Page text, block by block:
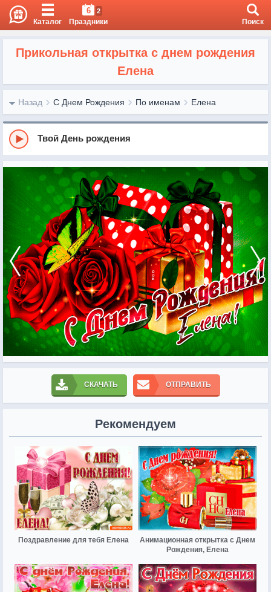
Каталог
6 2
Праздники Поиск
Прикольная открытка с днем рождения
Елена
Назад С Днем Рождения По именам Елена
Твой День рождения
СКАЧАТЬ ОТПРАВИТЬ
Рекомендуем
Поздравление для тебя Елена
Анимационная открытка с Днем
Рождения, Елена